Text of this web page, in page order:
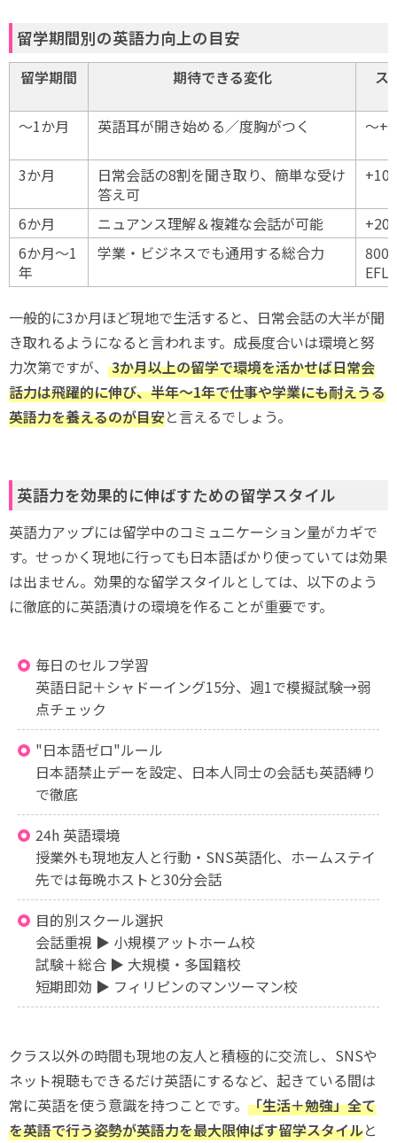
留学期間別の英語力向上の目安
留学期間 期待できる変化 ス
〜1か月 英語耳が開き始める／度胸がつく 〜
3か月
日常会話の8割を聞き取り、簡単な受け
答え可
6か月 ニュアンス理解＆複雑な会話が可能
6か月〜1
年
学業・ビジネスでも通用する総合力
800
EFL
一般的に3か月ほど現地で生活すると、日常会話の大半が聞
き取れるようになると言われます。成長度合いは環境と努
力次第ですが、 3か月以上の留学で環境を活かせば日常会
話力は飛躍的に伸び、半年～1年で仕事や学業にも耐えうる
英語力を養えるのが目安と言えるでしょう。
英語力を効果的に伸ばすための留学スタイル
英語力アップには留学中のコミュニケーション量がカギで
す。せっかく現地に行っても日本語ばかり使っていては効果
は出ません。効果的な留学スタイルとしては、以下のよう
に徹底的に英語漬けの環境を作ることが重要です。
毎日のセルフ学習
英語日記＋シャドーイング15分、週1で模擬試験→弱
点チェック
"日本語ゼロ"ルール
日本語禁止デーを設定、日本人同士の会話も英語縛り
で徹底
24h 英語環境
授業外も現地友人と行動・SNS英語化、ホームステイ
先では毎晩ホストと30分会話
目的別スクール選択
会話重視 ▶ 小規模アットホーム校
試験＋総合 ▶ 大規模・多国籍校
短期即効 ▶ フィリピンのマンツーマン校
クラス以外の時間も現地の友人と積極的に交流し、SNSや
ネット視聴もできるだけ英語にするなど、起きている間は
常に英語を使う意識を持つことです。 「生活＋勉強」全て
を英語で行う姿勢が英語力を最大限伸ばす留学スタイルと